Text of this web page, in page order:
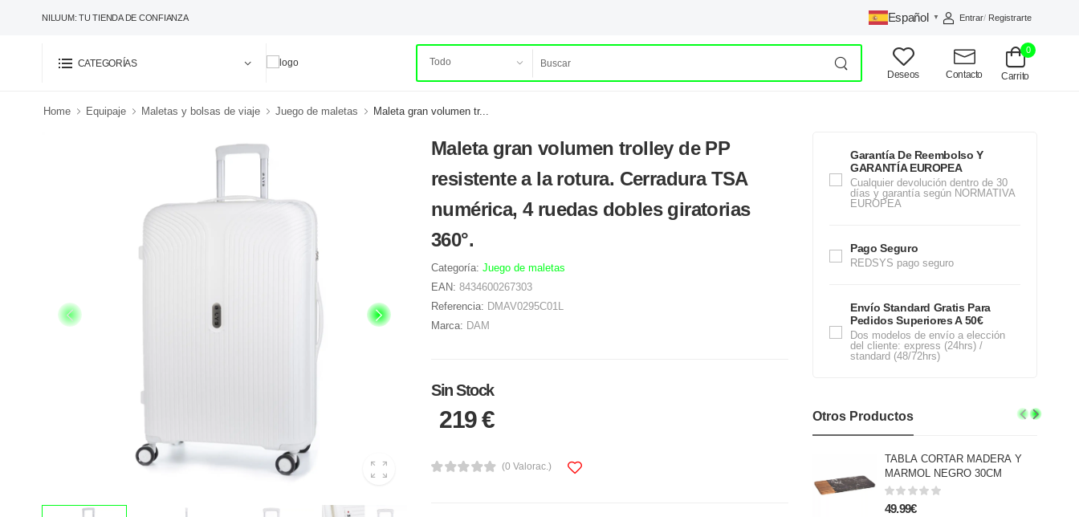
NILUUM: TU TIENDA DE CONFIANZA Español ▼ Entrar/ Registrarte
CATEGORÍAS
Deseos
Contacto
0
Carrito
Home Equipaje Maletas y bolsas de viaje Juego de maletas Maleta gran volumen tr...
Maleta gran volumen trolley de PP
resistente a la rotura. Cerradura TSA
numérica, 4 ruedas dobles giratorias
360°.
Categoría: Juego de maletas
EAN: 8434600267303
Referencia: DMAV0295C01L
Marca: DAM
Sin Stock
219 €
(0 Valorac.)
Garantía De Reembolso Y
GARANTÍA EUROPEA
Cualquier devolución dentro de 30
días y garantía según NORMATIVA
EUROPEA
Pago Seguro
REDSYS pago seguro
Envío Standard Gratis Para
Pedidos Superiores A 50€
Dos modelos de envío a elección
del cliente: express (24hrs) /
standard (48/72hrs)
Otros Productos
TABLA CORTAR MADERA Y
MARMOL NEGRO 30CM
49.99€